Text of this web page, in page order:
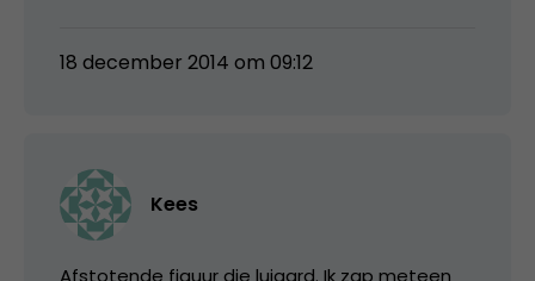
18 december 2014 om 09:12
Kees
Afstotende figuur die luiaard. Ik zap meteen